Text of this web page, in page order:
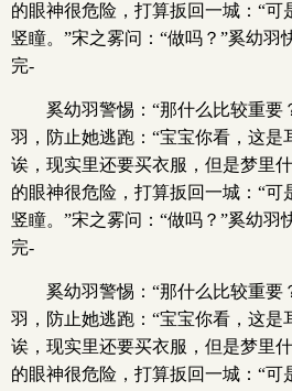
的眼神很危险，打算扳回一城：“可
竖瞳。”宋之雾问：“做吗？”奚幼羽
完-
奚幼羽警惕：“那什么比较重要
羽，防止她逃跑：“宝宝你看，这是
诶，现实里还要买衣服，但是梦里
的眼神很危险，打算扳回一城：“可
竖瞳。”宋之雾问：“做吗？”奚幼羽
完-
奚幼羽警惕：“那什么比较重要
羽，防止她逃跑：“宝宝你看，这是
诶，现实里还要买衣服，但是梦里
的眼神很危险，打算扳回一城：“可